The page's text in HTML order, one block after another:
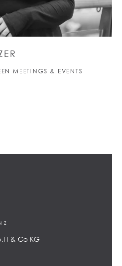
MEETINGS & EVENTS
& Co KG